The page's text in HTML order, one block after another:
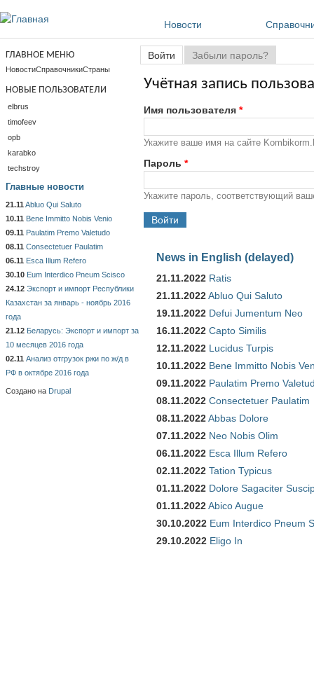
Новости
Главные вкладки
Войти (активная вкладка)
Забыли пароль?
Учётная запись
Имя пользователя *
Укажите ваше имя на сайте
Пароль *
Укажите пароль, соответствующий
News in English (delayed)
21.11.2022 Ratis
21.11.2022Abluo Qui Saluto
19.11.2022 Defui Jumentum Neo
16.11.2022 Capto Similis
12.11.2022 Lucidus Turpis
10.11.2022 Bene Immitto Nobis
09.11.2022 Paulatim Premo
08.11.2022 Consectetuer Paulatim
08.11.2022Abbas Dolore
07.11.2022 Neo Nobis Olim
06.11.2022 Esca Illum Refero
02.11.2022 Tation Typicus
01.11.2022 Dolore Sagaciter
01.11.2022Abico Augue
30.10.2022 Eum Interdico Pneum
29.10.2022 Eligo In
ГЛАВНОЕ МЕНЮ
НовостиСправочникиСтраны
НОВЫЕ ПОЛЬЗОВАТЕЛИ
elbrus
timofeev
opb
karabko
techstroy
Главные новости
21.11 Abluo Qui Saluto
10.11 Bene Immitto Nobis Venio
09.11 Paulatim Premo Valetudo
08.11 Consectetuer Paulatim
06.11 Esca Illum Refero
30.10 Eum Interdico Pneum Scisco
24.12 Экспорт и импорт Республики
Казахстан за январь - ноябрь 2016
года
21.12 Беларусь: Экспорт и импорт за
10 месяцев 2016 года
02.11 Анализ отгрузок ржи по ж/д в
РФ в октябре 2016 года
Создано на Drupal